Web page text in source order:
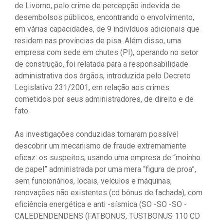
de Livorno, pelo crime de percepção indevida de
desembolsos públicos, encontrando o envolvimento,
em várias capacidades, de 9 indivíduos adicionais que
residem nas províncias de pisa. Além disso, uma
empresa com sede em chutes (PI), operando no setor
de construção, foi relatada para a responsabilidade
administrativa dos órgãos, introduzida pelo Decreto
Legislativo 231/2001, em relação aos crimes
cometidos por seus administradores, de direito e de
fato.
As investigações conduzidas tornaram possível
descobrir um mecanismo de fraude extremamente
eficaz: os suspeitos, usando uma empresa de “moinho
de papel” administrada por uma mera “figura de proa”,
sem funcionários, locais, veículos e máquinas,
renovações não existentes (cd bônus de fachada), com
eficiência energética e anti -sísmica (SO -SO -SO -
CALEDENDENDENS (FATBONUS, TUSTBONUS 110 CD